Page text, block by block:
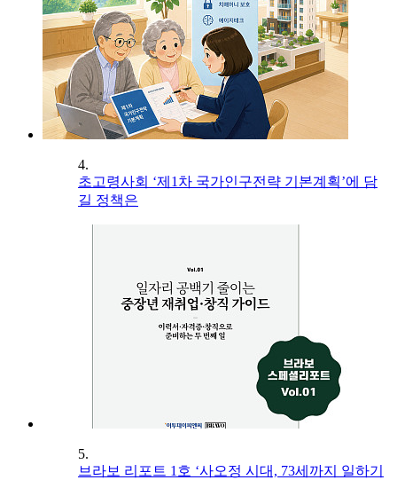
4.
초고령사회 ‘제1차 국가인구전략 기본계획’에 담
길 정책은
5.
브라보 리포트 1호 ‘사오정 시대, 73세까지 일하기